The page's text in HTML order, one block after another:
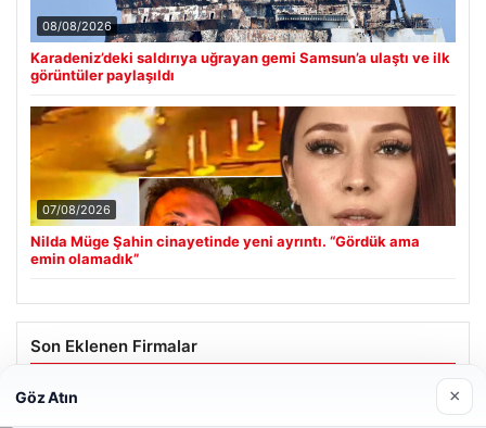
08/08/2026
Karadeniz’deki saldırıya uğrayan gemi Samsun’a ulaştı ve ilk
görüntüler paylaşıldı
07/08/2026
Nilda Müge Şahin cinayetinde yeni ayrıntı. “Gördük ama
emin olamadık”
Son Eklenen Firmalar
Enes Kaplan Avukatlık Bürosu
28/04/2026
Göz Atın ×